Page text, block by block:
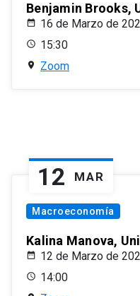
Benjamin Brooks,
16 de Marzo de
15:30
Zoom
12 MAR
Macroeconomía
Kalina Manova,
12 de Marzo de
14:00